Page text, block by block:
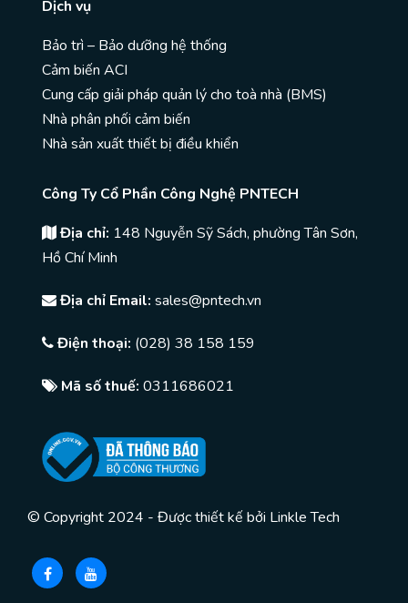
Dịch vụ
Bảo trì – Bảo dưỡng hệ thống
Cảm biến ACI
Cung cấp giải pháp quản lý cho toà nhà (BMS)
Nhà phân phối cảm biến
Nhà sản xuất thiết bị điều khiển
Công Ty Cổ Phần Công Nghệ PNTECH
Địa chỉ: 148 Nguyễn Sỹ Sách, phường Tân Sơn,
Hồ Chí Minh
Địa chỉ Email: sales@pntech.vn
Điện thoại: (028) 38 158 159
Mã số thuế: 0311686021
© Copyright 2024 - Được thiết kế bởi Linkle Tech